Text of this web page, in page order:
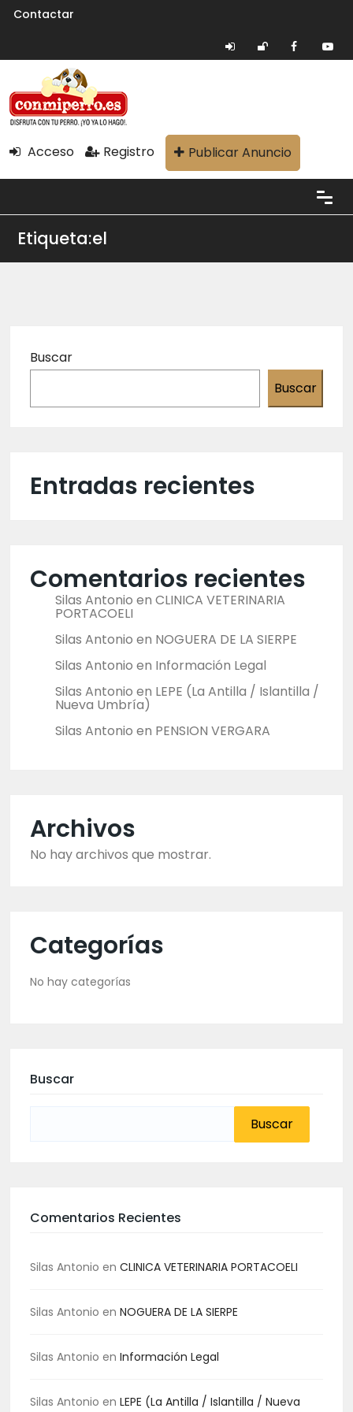
Contactar
Acceso Registro Publicar Anuncio
Etiqueta:el
Buscar
Buscar
Entradas recientes
Comentarios recientes
Silas Antonio en CLINICA VETERINARIA
PORTACOELI
Silas Antonio en NOGUERA DE LA SIERPE
Silas Antonio en Información Legal
Silas Antonio en LEPE (La Antilla / Islantilla /
Nueva Umbría)
Silas Antonio en PENSION VERGARA
Archivos
No hay archivos que mostrar.
Categorías
No hay categorías
Buscar
Comentarios Recientes
Silas Antonio en CLINICA VETERINARIA PORTACOELI
Silas Antonio en NOGUERA DE LA SIERPE
Silas Antonio en Información Legal
Silas Antonio en LEPE (La Antilla / Islantilla / Nueva